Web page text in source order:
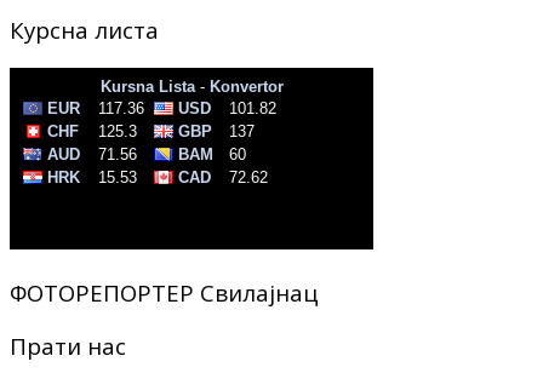
Курсна листа
ФОТОРЕПОРТЕР Свилајнац
Прати нас